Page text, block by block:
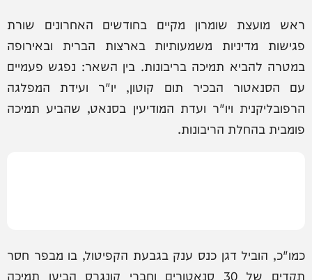
ראש מועצת שומרון מקיים בחודשים האחרונים שורת
פגישות מדיניות משמעותיות בארצות הברית ובאירופה
במטרה להביא תמיכה בריבונות. בין השאר: נפגש פעמיים
עם הסנאטור הבכיר תום קוטון, יו"ר ועידת המפלגה
הרפובליקנית ויו"ר ועדת המודיעין בסנאט, שהביע תמיכה
פומבית בהחלת הריבונות.
כמו"כ, הוביל דגן כנס ענק בגבעת הקפיטול, בו מבפר חסר
תקדים של 30 סנאטורים וחברי קונגרס הביעו תמיכה